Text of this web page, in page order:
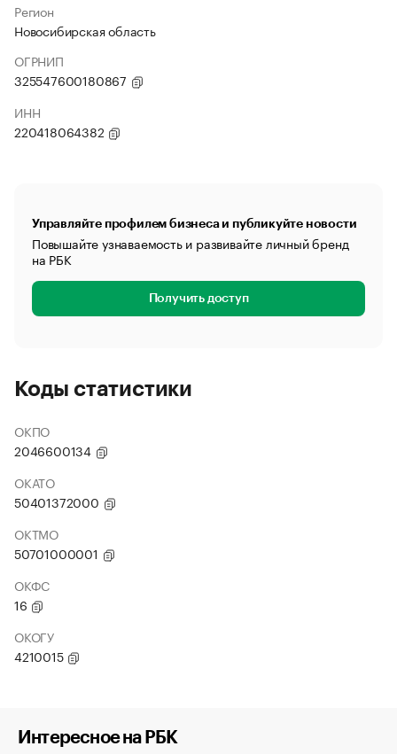
Регион
Новосибирская область
ОГРНИП
325547600180867
ИНН
220418064382
Управляйте профилем бизнеса и публикуйте новости
Повышайте узнаваемость и развивайте личный бренд
на РБК
Получить доступ
Коды статистики
ОКПО
2046600134
ОКАТО
50401372000
ОКТМО
50701000001
ОКФС
16
ОКОГУ
4210015
Интересное на РБК